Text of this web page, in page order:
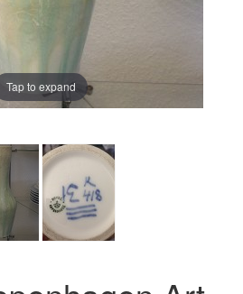
Tap to expand